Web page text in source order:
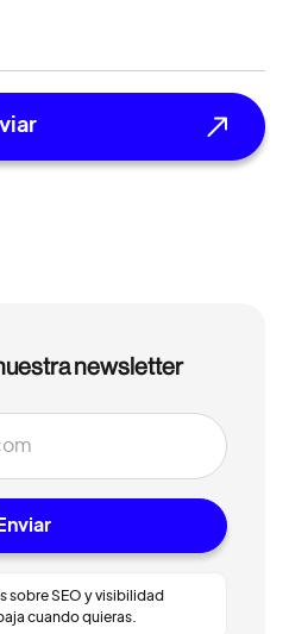
newsletter
sobre SEO y visibilidad
cuando quieras.